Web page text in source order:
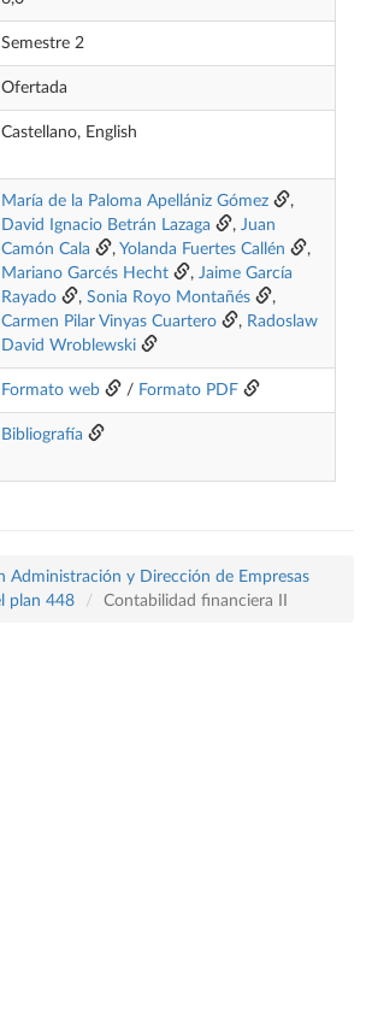
Semestre 2
Ofertada
Castellano, English
María de la Paloma Apellániz Gómez
,
David Ignacio Betrán Lazaga
, Juan
Camón Cala
, Yolanda Fuertes Callén
,
Mariano Garcés Hecht
, Jaime García
Rayado
, Sonia Royo Montañés
,
Carmen Pilar Vinyas Cuartero
, Radoslaw
David Wroblewski
Formato web / Formato PDF
Bibliografía
Administración y Dirección de Empresas
plan 448
Contabilidad financiera II